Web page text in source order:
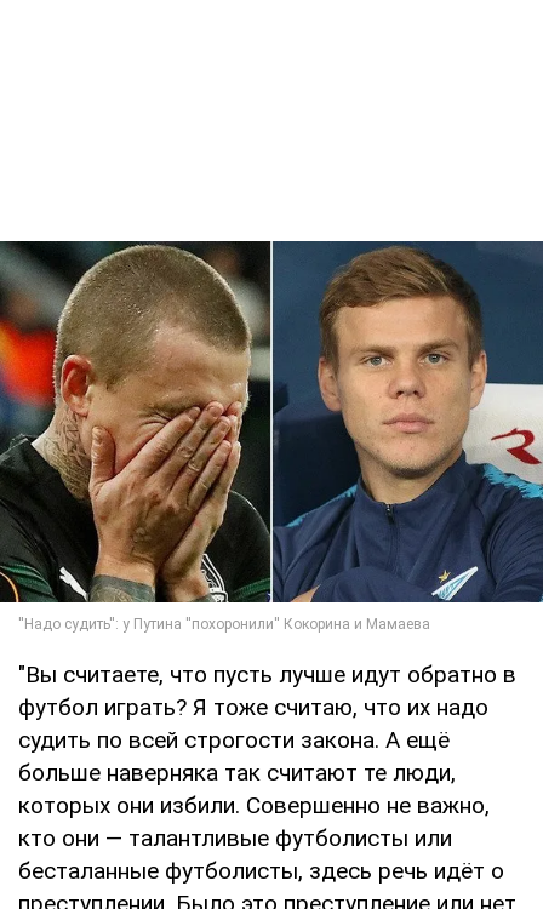
"Вы считаете, что пусть лучше идут обратно в
футбол играть? Я тоже считаю, что их надо
судить по всей строгости закона. А ещё
больше наверняка так считают те люди,
которых они избили. Совершенно не важно,
кто они — талантливые футболисты или
бесталанные футболисты, здесь речь идёт о